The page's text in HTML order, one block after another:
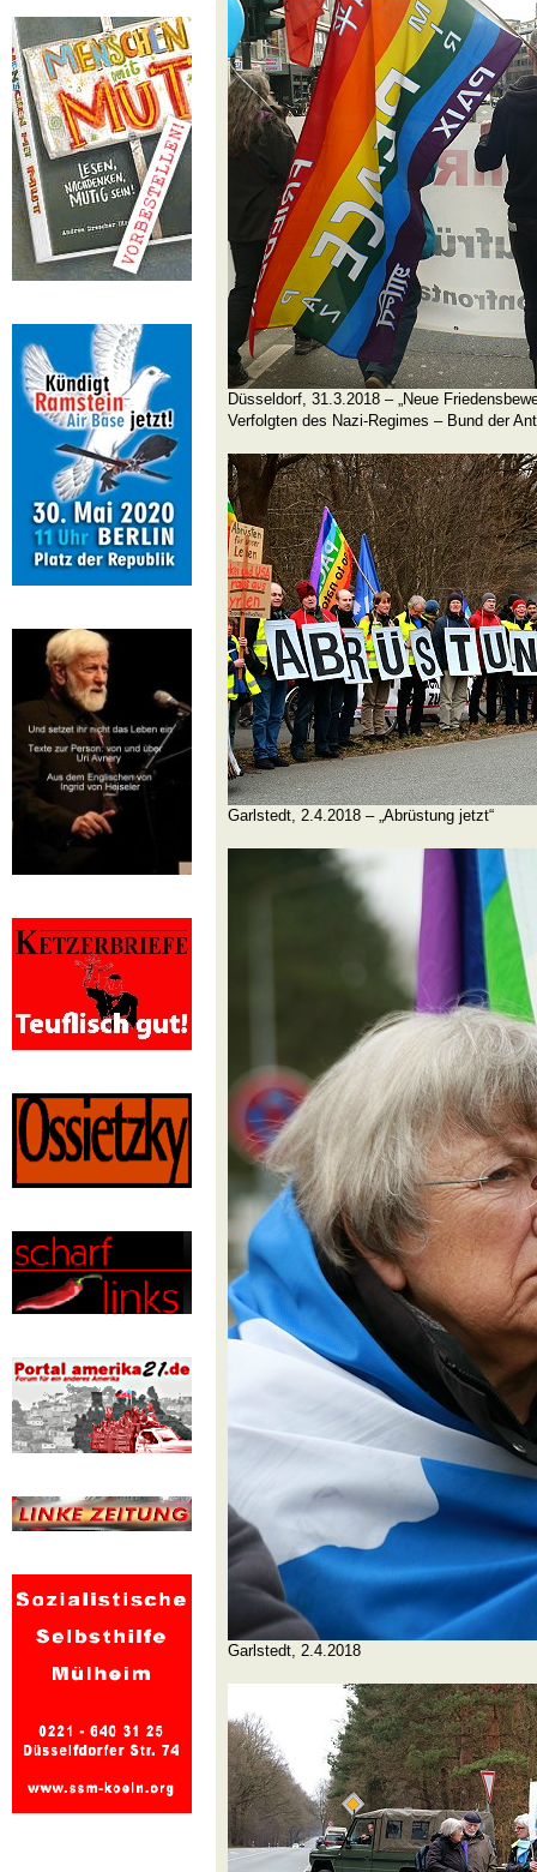
Düsseldorf, 31.3.2018 – „Neue
Verfolgten des Nazi-Regimes – Bund der
Garlstedt, 2.4.2018 – „Abrüstung jetzt“
Garlstedt, 2.4.2018